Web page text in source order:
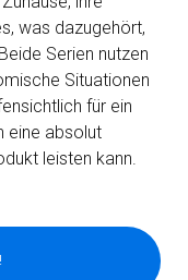
was dazugehört,
Serien nutzen
Situationen
für ein
eine absolut
leisten kann.